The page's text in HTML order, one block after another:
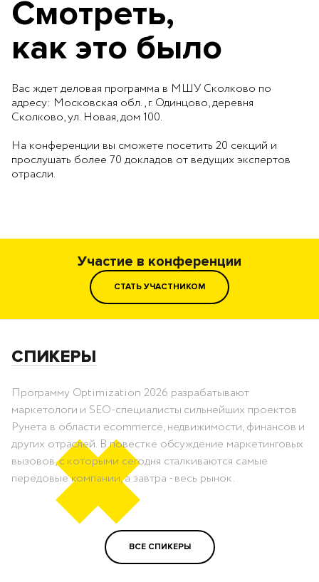
Смотреть,
как это было
Вас ждет деловая программа в МШУ Сколково по
адресу: Московская обл., г. Одинцово, деревня
Сколково, ул. Новая, дом 100.
На конференции вы сможете посетить 20 секций и
прослушать более 70 докладов от ведущих экспертов
отрасли.
Участие в конференции
СТАТЬ УЧАСТНИКОМ
СПИКЕРЫ
Программу Optimization 2026 разрабатывают
маркетологи и SEO-специалисты сильнейших проектов
Рунета в области ecommerce, недвижимости, финансов и
других отраслей. В повестке обсуждение маркетинговых
вызовов, с которыми сегодня сталкиваются самые
передовые компании, а завтра - весь рынок.
ВСЕ СПИКЕРЫ